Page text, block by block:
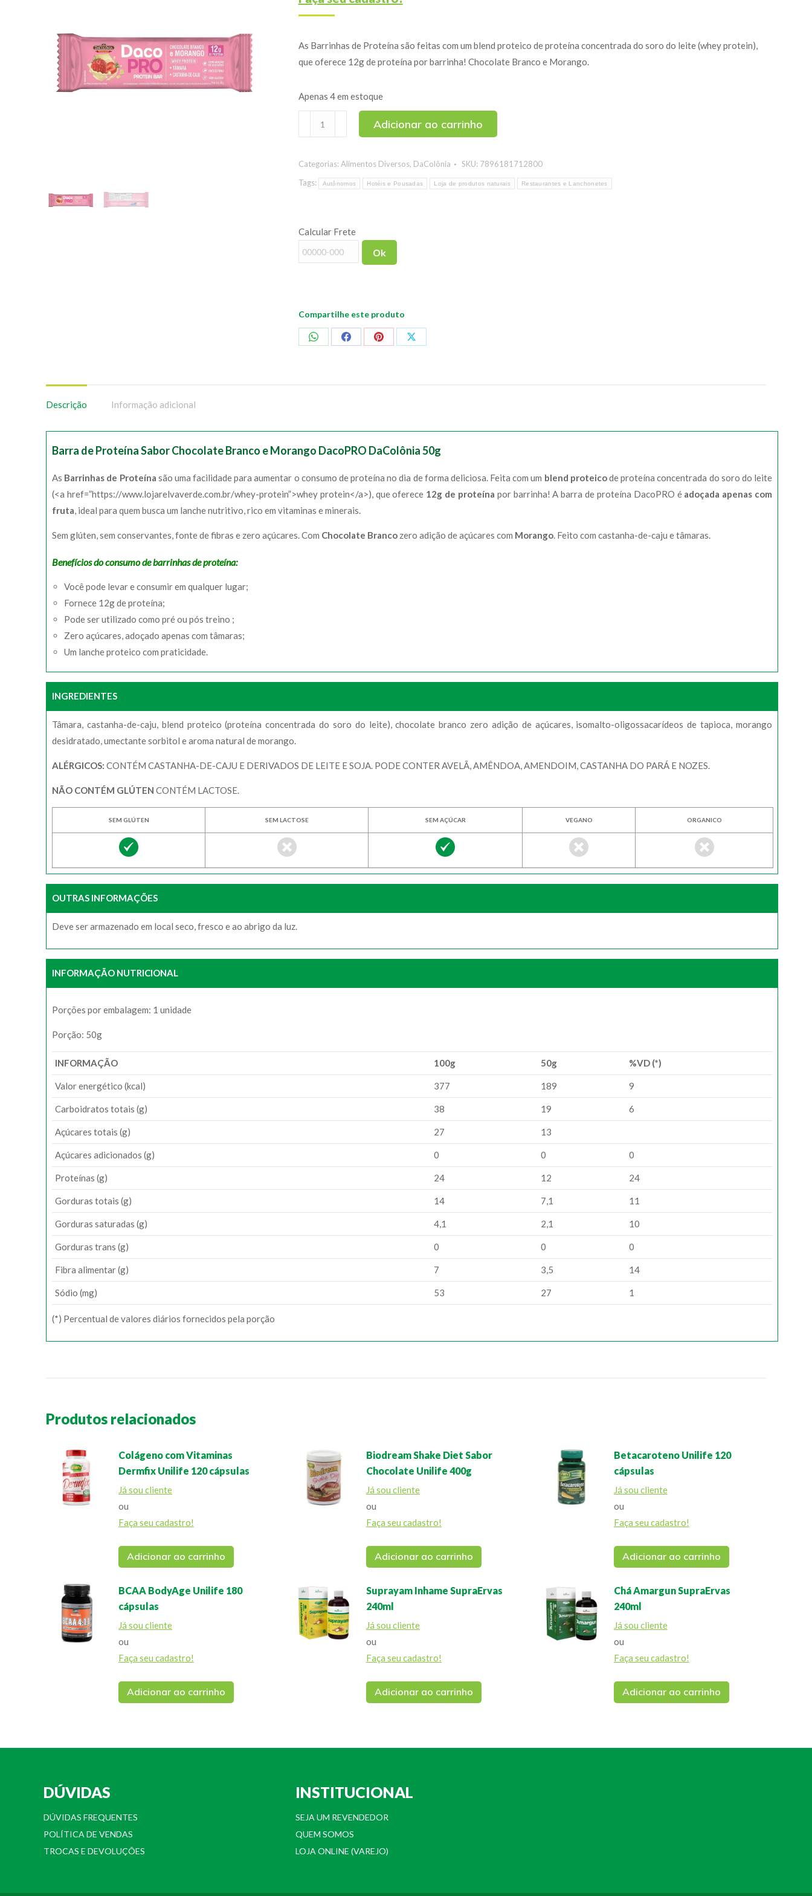
As Barrinhas de Proteína são feitas com um blend proteico de proteína concentrada do soro do leite (whey protein),
que oferece 12g de proteína por barrinha! Chocolate Branco e Morango.
Apenas 4 em estoque
de
Sabor
Chocolate
Morango
DacoPRO
DaColônia
Adicionar ao carrinho
Categorias: Alimentos Diversos, DaColônia SKU: 7896181712800
Tags:
Autônomos Hotéis e Pousadas Loja de produtos naturais Restaurantes e Lanchonetes
Calcular Frete
Ok
Compartilhe este produto
CompartilharCompartilharCompartilharCompartilhar
Descrição Informação adicional
Barra de Proteína Sabor Chocolate Branco e Morango DacoPRO DaColônia 50g
As Barrinhas de Proteína são uma facilidade para aumentar o consumo de proteína no dia de forma deliciosa. Feita com um blend proteicode proteína concentrada do soro do leite
(<a href=”https://www.lojarelvaverde.com.br/whey-protein”>whey protein</a>), que oferece 12g de proteína por barrinha! A barra de proteína DacoPRO é adoçada apenas com
fruta, ideal para quem busca um lanche nutritivo, rico em vitaminas e minerais.
Sem glúten, sem conservantes, fonte de fibras e zero açúcares. Com Chocolate Branco zero adição de açúcares com Morango. Feito com castanha-de-caju e tâmaras.
Benefícios do consumo de barrinhas de proteína:
Você pode levar e consumir em qualquer lugar;
Fornece 12g de proteína;
Pode ser utilizado como pré ou pós treino ;
Zero açúcares, adoçado apenas com tâmaras;
Um lanche proteico com praticidade.
INGREDIENTES
Tâmara, castanha-de-caju, blend proteico (proteína concentrada do soro do leite), chocolate branco zero adição de açúcares, isomalto-oligossacarídeos de tapioca, morango
desidratado, umectante sorbitol e aroma natural de morango.
ALÉRGICOS: CONTÉM CASTANHA-DE-CAJU E DERIVADOS DE LEITE E SOJA. PODE CONTER AVELÃ, AMÊNDOA, AMENDOIM, CASTANHA DO PARÁ E NOZES.
NÃO CONTÉM GLÚTEN CONTÉM LACTOSE.
SEM GLÚTEN SEM LACTOSE SEM AÇÚCAR VEGANO ORGANICO
OUTRAS INFORMAÇÕES
Deve ser armazenado em local seco, fresco e ao abrigo da luz.
INFORMAÇÃO NUTRICIONAL
Porções por embalagem: 1 unidade
Porção: 50g
INFORMAÇÃO 100g 50g %VD (*)
Valor energético (kcal) 377 189 9
Carboidratos totais (g) 38 19 6
Açúcares totais (g) 27 13
Açúcares adicionados (g) 0 0 0
Proteínas (g) 24 12 24
Gorduras totais (g) 14 7,1 11
Gorduras saturadas (g) 4,1 2,1 10
Gorduras trans (g) 0 0 0
Fibra alimentar (g) 7 3,5 14
Sódio (mg) 53 27 1
(*) Percentual de valores diários fornecidos pela porção
Produtos relacionados
Colágeno com Vitaminas
Dermfix Unilife 120 cápsulas
Já sou cliente
ou
Faça seu cadastro!
Adicionar ao carrinho
Biodream Shake Diet Sabor
Chocolate Unilife 400g
Já sou cliente
ou
Faça seu cadastro!
Adicionar ao carrinho
Betacaroteno Unilife 120
cápsulas
Já sou cliente
ou
Faça seu cadastro!
Adicionar ao carrinho
BCAA BodyAge Unilife 180
cápsulas
Já sou cliente
ou
Faça seu cadastro!
Adicionar ao carrinho
Suprayam Inhame SupraErvas
240ml
Já sou cliente
ou
Faça seu cadastro!
Adicionar ao carrinho
Chá Amargun SupraErvas
240ml
Já sou cliente
ou
Faça seu cadastro!
Adicionar ao carrinho
DÚVIDAS
DÚVIDAS FREQUENTES
POLÍTICA DE VENDAS
TROCAS E DEVOLUÇÕES
INSTITUCIONAL
SEJA UM REVENDEDOR
QUEM SOMOS
LOJA ONLINE (VAREJO)